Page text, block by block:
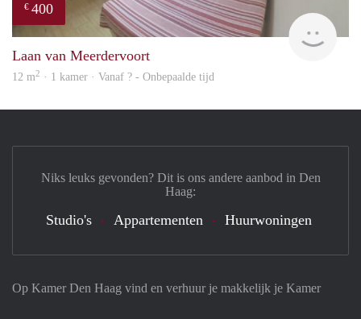
€ 400
Laan van Meerdervoort
12 m2 · 1 kamer · Vanaf ? - Onbepaalde tijd
Op Kamer Den Haag vind en verhuur je makkelijk je Kamer
Niks leuks gevonden? Dit is ons andere aanbod in Den
Haag:
Studio's Appartementen Huurwoningen